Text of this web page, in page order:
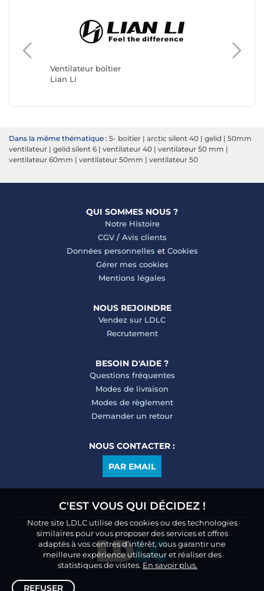
Ventilateur boîtier
Lian Li
Arctic
Dans la même thématique : 5- boitier | arctic silent 40 | gelid | 50mm
ventilateur | gelid silent 6 | ventilateur 40 | ventilateur 50 mm |
ventilateur 60mm | ventilateur 50mm | ventilateur 50
QUI SOMMES NOUS ?
Notre Histoire
CGV/ Avis clients
Données personnelles et Cookies
Gérer mes cookies
Mentions légales
NOUS REJOINDRE
Vendez sur LDLC
Recrutement
BESOIN D'AIDE ?
Questions fréquentes
Modes de livraison
Modes de règlement
Demander un retour
NOUS CONTACTER :
PAR EMAIL
C'EST VOUS QUI DÉCIDEZ !
Notre site LDLC utilise des cookies ou des technologies
similaires pour vous proposer des services et offres
adaptés à vos centres d’intérêt, vous garantir une
meilleure expérience utilisateur et réaliser des
statistiques de visites. En savoir plus.
REFUSER